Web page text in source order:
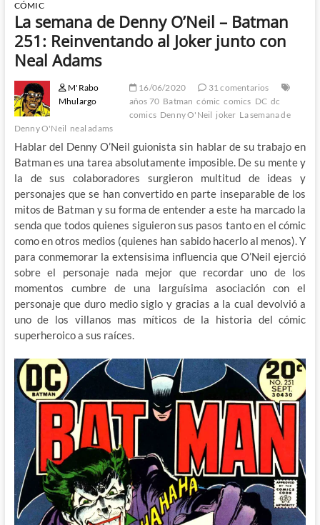
CÓMIC
La semana de Denny O’Neil – Batman
251: Reinventando al Joker junto con
Neal Adams
M'Rabo
Mhulargo
16/06/2020
31 comentarios
años 70 Batman cómic comics DC dc
comics Denny O'Neil joker La semana de
Denny O'Neil neal adams
Hablar del Denny O’Neil guionista sin hablar de su trabajo en
Batman es una tarea absolutamente imposible. De su mente y
la de sus colaboradores surgieron multitud de ideas y
personajes que se han convertido en parte inseparable de los
mitos de Batman y su forma de entender a este ha marcado la
senda que todos quienes siguieron sus pasos tanto en el cómic
como en otros medios (quienes han sabido hacerlo al menos). Y
para conmemorar la extensisima influencia que O’Neil ejerció
sobre el personaje nada mejor que recordar uno de los
momentos cumbre de una larguísima asociación con el
personaje que duro medio siglo y gracias a la cual devolvió a
uno de los villanos mas míticos de la historia del cómic
superheroico a sus raíces.